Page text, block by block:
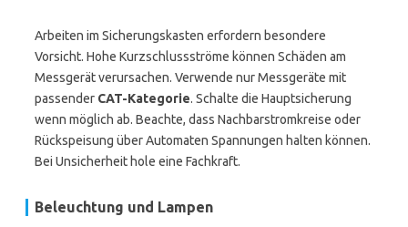
Arbeiten im Sicherungskasten erfordern besondere
Vorsicht. Hohe Kurzschlussströme können Schäden am
Messgerät verursachen. Verwende nur Messgeräte mit
passender CAT-Kategorie. Schalte die Hauptsicherung
wenn möglich ab. Beachte, dass Nachbarstromkreise oder
Rückspeisung über Automaten Spannungen halten können.
Bei Unsicherheit hole eine Fachkraft.
Beleuchtung und Lampen